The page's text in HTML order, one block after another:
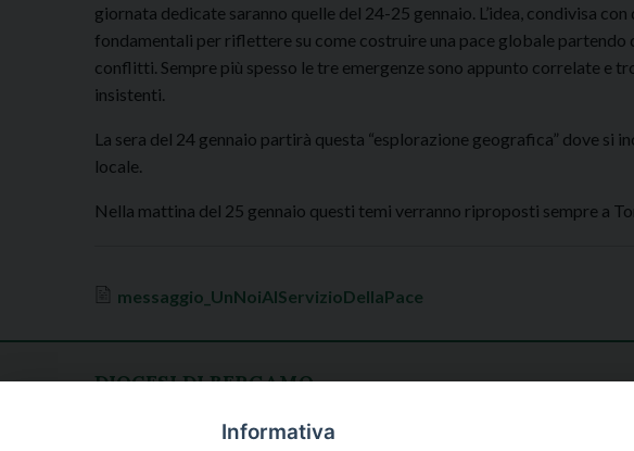
giornata dedicate saranno quelle del 24-25 gennaio. L’idea, condivisa
fondamentali per riflettere su come costruire una pace globale
conflitti. Sempre più spesso le tre emergenze sono appunto correlate e
insistenti.
La sera del 24 gennaio partirà questa “esplorazione geografica” dove si
locale.
Nella mattina del 25 gennaio questi temi verranno riproposti sempre a
messaggio_UnNoiAlServizioDellaPace
DIOCESI DI BERGAMO
lunedì - venerdì
Informativa